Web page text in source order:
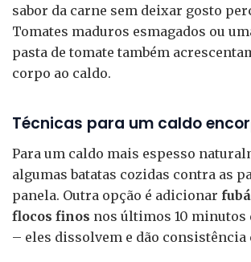
sabor da carne sem deixar gosto
Tomates maduros esmagados ou
pasta de tomate também
corpo ao caldo.
Técnicas para um caldo
Para um caldo mais espesso
algumas batatas cozidas contra as
panela. Outra opção é adicionar fubá
flocos finos nos últimos 10 minutos
– eles dissolvem e dão consistência